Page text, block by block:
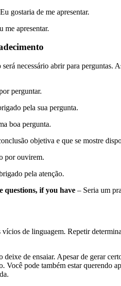
gostaria de me apresentar.
me apresentar.
necessário abrir para
perguntar.
pela sua pergunta.
boa pergunta.
objetiva e que se mostre
por ouvirem.
pela atenção.
questions, if you have – Seria um
de linguagem. Repetir
de ensaiar. Apesar de gerar
Você pode também estar querendo